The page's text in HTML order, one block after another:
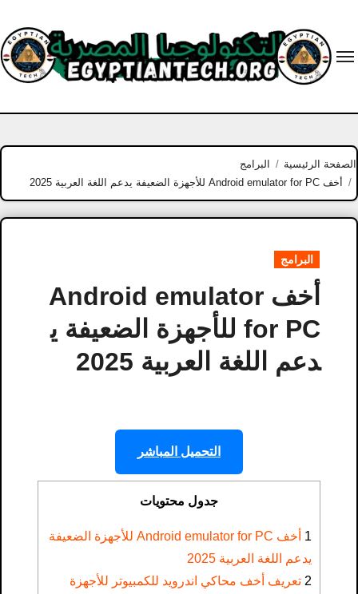
content
الصفحة الرئيسية
البرامج
أخف Android emulator for PC للأجهزة الضعيفة يدعم اللغة العربية 2025
البرامج
أخف Android emulator
for PC للأجهزة الضعيفة ي
دعم اللغة العربية 2025
التحميل المباشر
جدول محتويات
1
أخف Android emulator for PC للأجهزة الضعيفة
يدعم اللغة العربية 2025
2 تعريف أخف محاكي اندرويد للكمبيوتر للأجهزة